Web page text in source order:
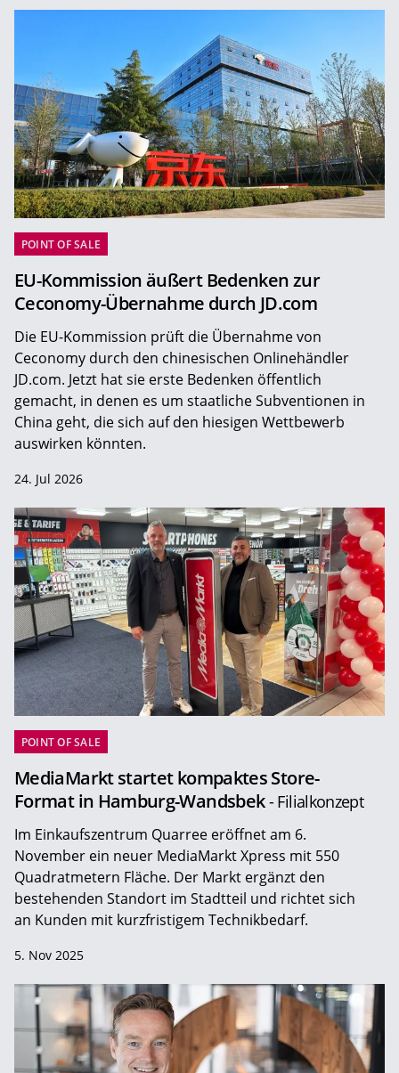
POINT OF SALE
EU-Kommission äußert Bedenken zur
Ceconomy-Übernahme durch JD.com
Die EU-Kommission prüft die Übernahme von
Ceconomy durch den chinesischen Onlinehändler
JD.com. Jetzt hat sie erste Bedenken öffentlich
gemacht, in denen es um staatliche Subventionen in
China geht, die sich auf den hiesigen Wettbewerb
auswirken könnten.
24. Jul 2026
POINT OF SALE
MediaMarkt startet kompaktes Store-
Format in Hamburg-Wandsbek- Filialkonzept
Im Einkaufszentrum Quarree eröffnet am 6.
November ein neuer MediaMarkt Xpress mit 550
Quadratmetern Fläche. Der Markt ergänzt den
bestehenden Standort im Stadtteil und richtet sich
an Kunden mit kurzfristigem Technikbedarf.
5. Nov 2025